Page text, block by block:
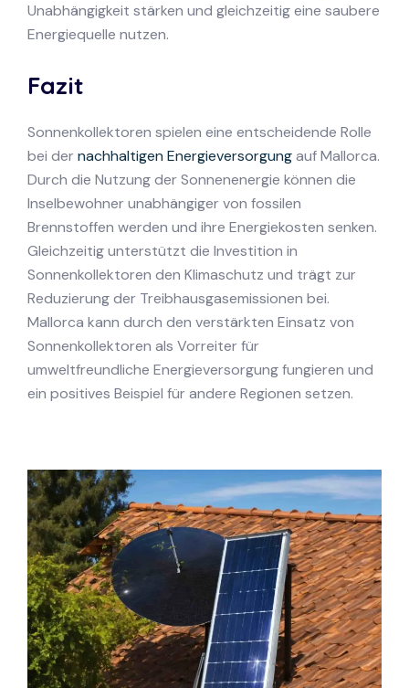
Unabhängigkeit stärken und gleichzeitig eine saubere
Energiequelle nutzen.
Fazit
Sonnenkollektoren spielen eine entscheidende Rolle
bei dernachhaltigen Energieversorgungauf Mallorca.
Durch die Nutzung der Sonnenenergie können die
Inselbewohner unabhängiger von fossilen
Brennstoffen werden und ihre Energiekosten senken.
Gleichzeitig unterstützt die Investition in
Sonnenkollektoren den Klimaschutz und trägt zur
Reduzierung der Treibhausgasemissionen bei.
Mallorca kann durch den verstärkten Einsatz von
Sonnenkollektoren als Vorreiter für
umweltfreundliche Energieversorgung fungieren und
ein positives Beispiel für andere Regionen setzen.